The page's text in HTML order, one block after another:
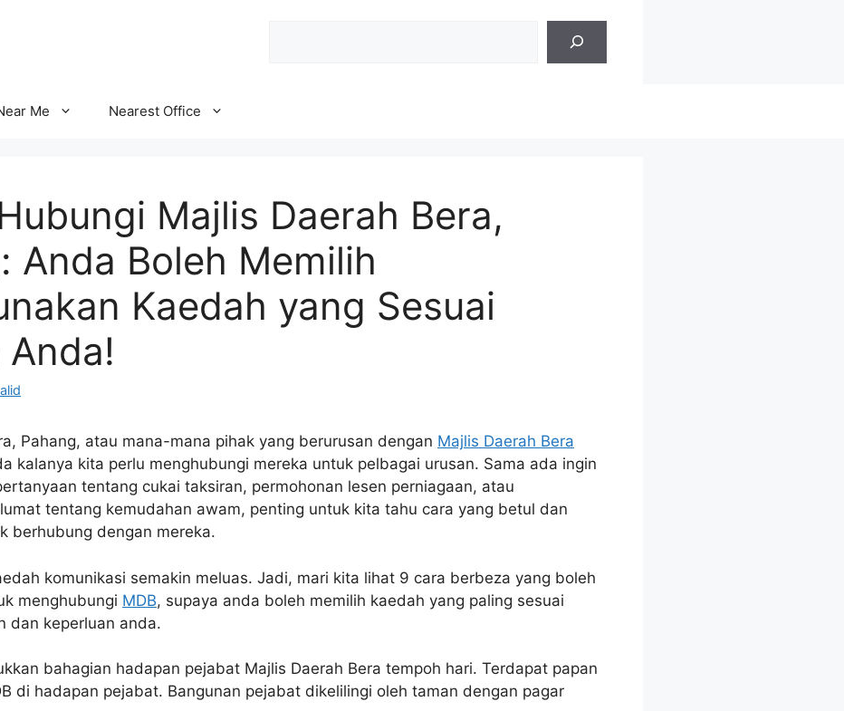
Me Nearest Office
Majlis Daerah Bera,
Anda Boleh Memilih
Kaedah yang Sesuai
Pahang, atau mana-mana pihak yang berurusan dengan Majlis Daerah Bera
kalanya kita perlu menghubungi mereka untuk pelbagai urusan. Sama ada ingin
tentang cukai taksiran, permohonan lesen perniagaan, atau
tentang kemudahan awam, penting untuk kita tahu cara yang betul dan
berhubung dengan mereka.
komunikasi semakin meluas. Jadi, mari kita lihat 9 cara berbeza yang boleh
menghubungi MDB, supaya anda boleh memilih kaedah yang paling sesuai
dan keperluan anda.